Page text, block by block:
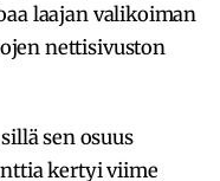
laajan valikoiman
nettisivuston
sen osuus
kertyi viime